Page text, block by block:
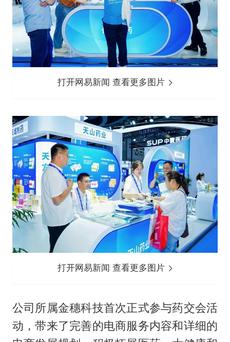
打开网易新闻 查看更多图片
打开网易新闻 查看更多图片
公司所属金穗科技首次正式参与药交会活
动，带来了完善的电商服务内容和详细的